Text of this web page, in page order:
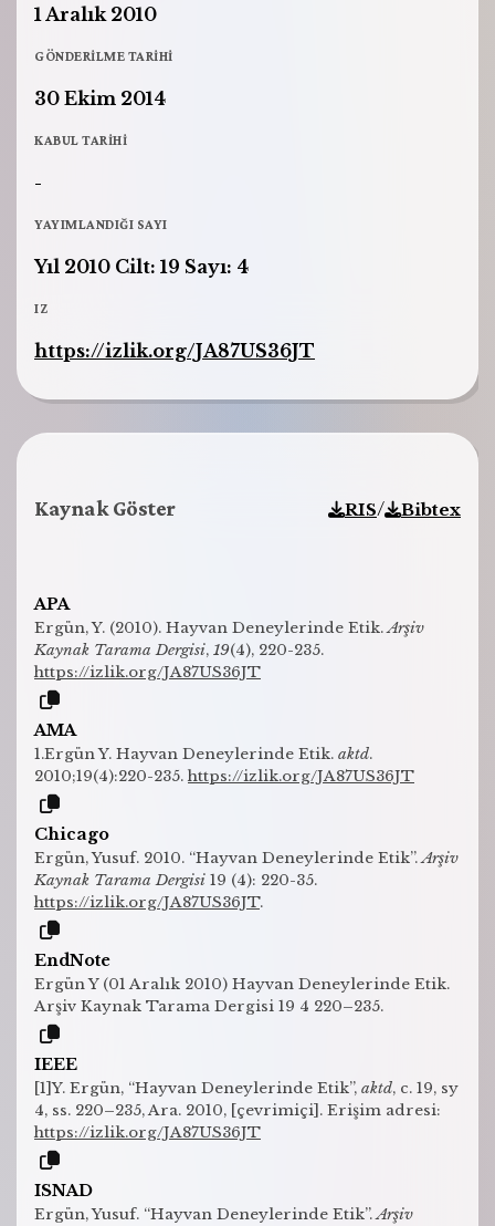
1 Aralık 2010
GÖNDERILME TARIHI
30 Ekim 2014
KABUL TARIHI
-
YAYIMLANDIĞI SAYI
Yıl 2010 Cilt: 19 Sayı: 4
IZ
https://izlik.org/JA87US36JT
Kaynak Göster RIS/ Bibtex
APA
Ergün, Y. (2010). Hayvan Deneylerinde Etik.Arşiv
Kaynak Tarama Dergisi, 19(4), 220-235.
https://izlik.org/JA87US36JT
AMA
1.Ergün Y. Hayvan Deneylerinde Etik. aktd.
2010;19(4):220-235. https://izlik.org/JA87US36JT
Chicago
Ergün, Yusuf. 2010. “Hayvan Deneylerinde Etik”.Arşiv
Kaynak Tarama Dergisi 19 (4): 220-35.
https://izlik.org/JA87US36JT.
EndNote
Ergün Y (01 Aralık 2010) Hayvan Deneylerinde Etik.
Arşiv Kaynak Tarama Dergisi 19 4 220–235.
IEEE
[1]Y. Ergün, “Hayvan Deneylerinde Etik”, aktd, c. 19, sy
4, ss. 220–235, Ara. 2010, [çevrimiçi]. Erişim adresi:
https://izlik.org/JA87US36JT
ISNAD
Ergün, Yusuf. “Hayvan Deneylerinde Etik”.Arşiv